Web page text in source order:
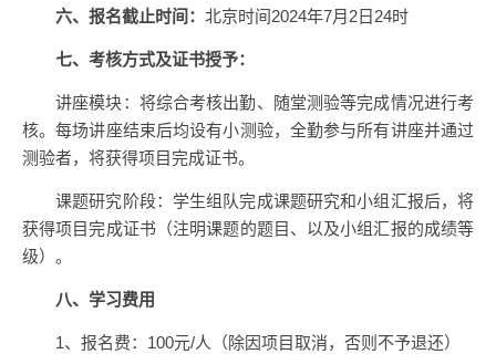
六、报名截止时间： 北京时间2024年7月2日24时
七、考核方式及证书授予：
讲座模块：将综合考核出勤、随堂测验等完成情况进行考
核。每场讲座结束后均设有小测验，全勤参与所有讲座并通过
测验者，将获得项目完成证书。
课题研究阶段：学生组队完成课题研究和小组汇报后，将
获得项目完成证书（注明课题的题目、以及小组汇报的成绩等
级）。
八、学习费用
1、报名费：100元/人（除因项目取消，否则不予退还）